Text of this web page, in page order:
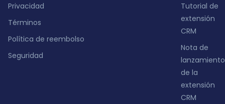
Privacidad
Términos
Política de reembolso
Seguridad
Tutorial de
extensión
CRM
Nota de
lanzamiento
de la
extensión
CRM